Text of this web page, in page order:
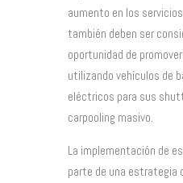
aumento en los
también deben ser
oportunidad de
utilizando vehículos de
eléctricos para sus
carpooling masivo.
La implementación de
parte de una estrategia